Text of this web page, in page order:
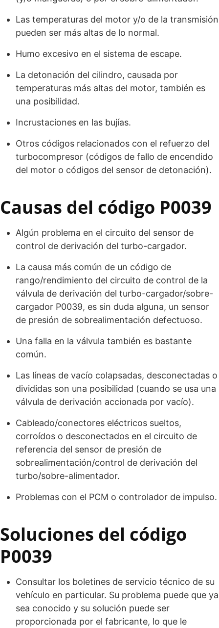
Las temperaturas del motor y/o de la transmisión
pueden ser más altas de lo normal.
Humo excesivo en el sistema de escape.
La detonación del cilindro, causada por
temperaturas más altas del motor, también es
una posibilidad.
Incrustaciones en las bujías.
Otros códigos relacionados con el refuerzo del
turbocompresor (códigos de fallo de encendido
del motor o códigos del sensor de detonación).
Causas del código P0039
Algún problema en el circuito del sensor de
control de derivación del turbo-cargador.
La causa más común de un código de
rango/rendimiento del circuito de control de la
válvula de derivación del turbo-cargador/sobre-
cargador P0039, es sin duda alguna, un sensor
de presión de sobrealimentación defectuoso.
Una falla en la válvula también es bastante
común.
Las líneas de vacío colapsadas, desconectadas o
divididas son una posibilidad (cuando se usa una
válvula de derivación accionada por vacío).
Cableado/conectores eléctricos sueltos,
corroídos o desconectados en el circuito de
referencia del sensor de presión de
sobrealimentación/control de derivación del
turbo/sobre-alimentador.
Problemas con el PCM o controlador de impulso.
Soluciones del código
P0039
Consultar los boletines de servicio técnico de su
vehículo en particular. Su problema puede que ya
sea conocido y su solución puede ser
proporcionada por el fabricante, lo que le